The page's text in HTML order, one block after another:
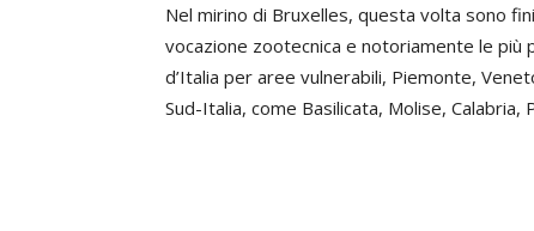
Nel mirino di Bruxelles, questa volta sono
vocazione zootecnica e notoriamente le
d’Italia per aree vulnerabili, Piemonte,
Sud-Italia, come Basilicata, Molise, Calabria,